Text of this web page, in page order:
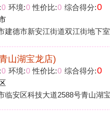
湖街道九龙大道188号三江
性价比:0 综合得分: 0
创路海智中心3号楼201室
性价比: